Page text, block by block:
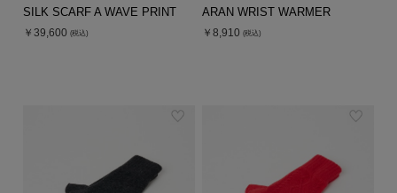
SILK SCARF A WAVE PRINT
￥39,600 (税込)
ARAN WRIST WARMER
￥8,910 (税込)